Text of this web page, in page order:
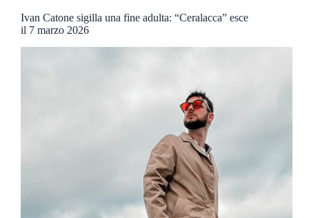
Ivan Catone sigilla una fine adulta: “Ceralacca” esce
il 7 marzo 2026